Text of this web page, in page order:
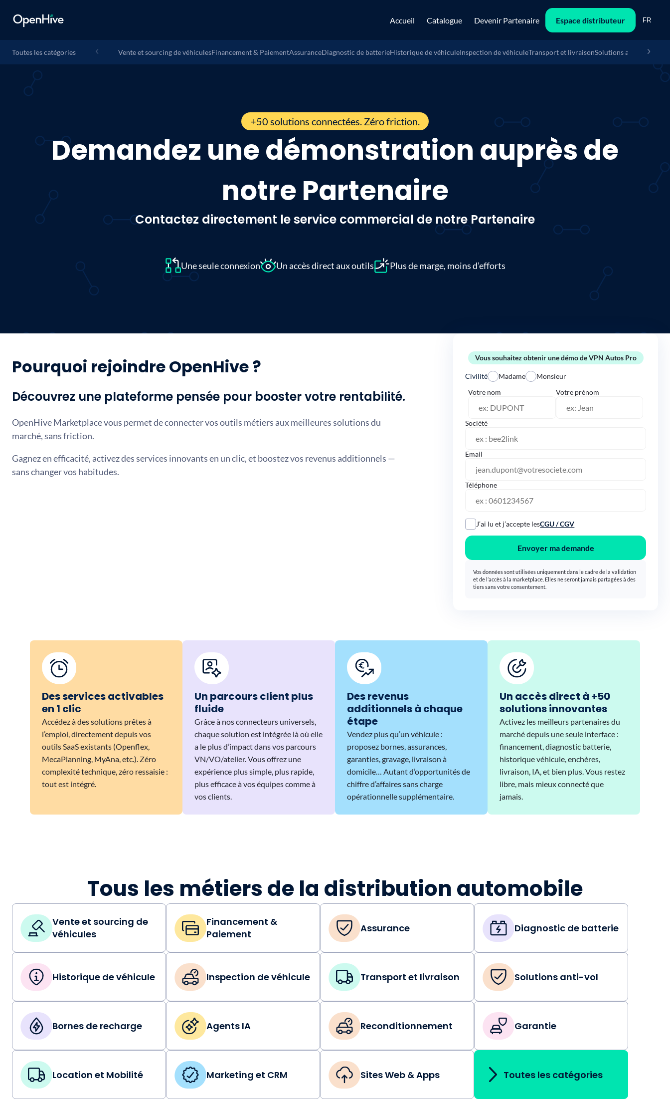
Accueil Catalogue Devenir Partenaire Espace distributeur FR
Toutes les catégories Vente et sourcing de véhiculesFinancement & PaiementAssuranceDiagnostic de batterieHistorique de véhiculeInspection de véhiculeTransport et livraisonSolutions anti-vol
+50 solutions connectées. Zéro friction.
Demandez une démonstration auprès de
notre Partenaire
Contactez directement le service commercial de notre Partenaire
Une seule connexion Un accès direct aux outils Plus de marge, moins d’efforts
Pourquoi rejoindre OpenHive ?
Découvrez une plateforme pensée pour booster votre rentabilité.
OpenHive Marketplace vous permet de connecter vos outils métiers aux meilleures solutions du
marché, sans friction.
Gagnez en efficacité, activez des services innovants en un clic, et boostez vos revenus additionnels —
sans changer vos habitudes.
Vous souhaitez obtenir une démo de VPN Autos Pro
Civilité Madame
Monsieur
Votre nom
Votre prénom
Société
Email
Téléphone
J’ai lu et j’accepte lesCGU / CGV
Envoyer ma demande
Vos données sont utilisées uniquement dans le cadre de la validation
et de l’accès à la marketplace. Elles ne seront jamais partagées à des
tiers sans votre consentement.
Des services activables
en 1 clic
Accédez à des solutions prêtes à
l’emploi, directement depuis vos
outils SaaS existants (Openflex,
MecaPlanning, MyAna, etc.). Zéro
complexité technique, zéro ressaisie :
tout est intégré.
Un parcours client plus
fluide
Grâce à nos connecteurs universels,
chaque solution est intégrée là où elle
a le plus d’impact dans vos parcours
VN/VO/atelier. Vous offrez une
expérience plus simple, plus rapide,
plus efficace à vos équipes comme à
vos clients.
Des revenus
additionnels à chaque
étape
Vendez plus qu’un véhicule :
proposez bornes, assurances,
garanties, gravage, livraison à
domicile… Autant d’opportunités de
chiffre d’affaires sans charge
opérationnelle supplémentaire.
Un accès direct à +50
solutions innovantes
Activez les meilleurs partenaires du
marché depuis une seule interface :
financement, diagnostic batterie,
historique véhicule, enchères,
livraison, IA, et bien plus. Vous restez
libre, mais mieux connecté que
jamais.
Tous les métiers de la distribution automobile
Vente et sourcing de
véhicules
Financement &
Paiement
Assurance Diagnostic de batterie
Historique de véhicule Inspection de véhicule Transport et livraison Solutions anti-vol
Bornes de recharge Agents IA Reconditionnement Garantie
Location et Mobilité Marketing et CRM Sites Web & Apps Toutes les catégories